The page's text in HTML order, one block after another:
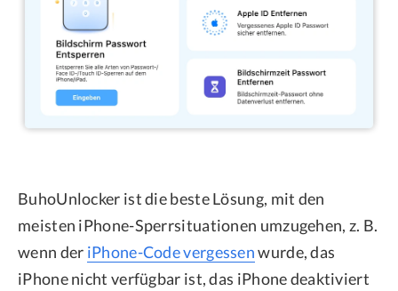
BuhoUnlocker ist die beste Lösung, mit den
meisten iPhone-Sperrsituationen umzugehen, z. B.
wenn der iPhone-Code vergessenwurde, das
iPhone nicht verfügbar ist, das iPhone deaktiviert